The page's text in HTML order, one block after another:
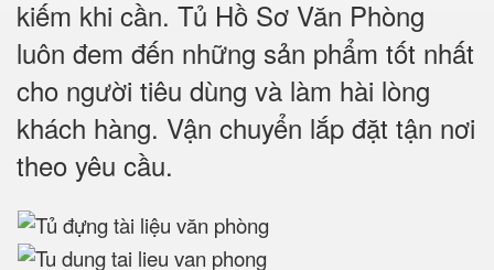
kiếm khi cần. Tủ Hồ Sơ Văn Phòng
luôn đem đến những sản phẩm tốt nhất
cho người tiêu dùng và làm hài lòng
khách hàng. Vận chuyển lắp đặt tận nơi
theo yêu cầu.